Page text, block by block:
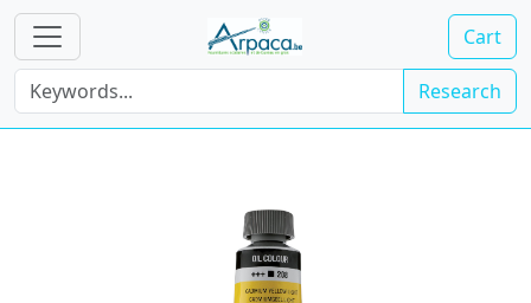
Cart
Research